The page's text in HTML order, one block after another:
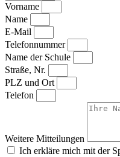
Vorname
Name
E-Mail
Telefonnummer
Name der Schule
Straße, Nr.
PLZ und Ort
Telefon
Weitere Mitteilungen
Ich erkläre mich mit der